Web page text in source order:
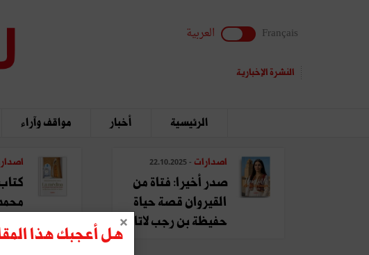
Français العربية
النشرة الإخبارية
الرئيسية أخبار مواقف وآراء
اصدارات - 22.10.2025
صدر أخيرا: فتاة من
القيروان قصة حياة
حفيظة بن رجب لاتا
هل أعجبك هذا